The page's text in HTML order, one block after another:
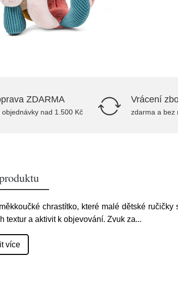
ZDARMA
objednávky nad 1.500 Kč
Vrácení
zdarma a bez
chrastítko, které malé dětské
textur a aktivit k objevování. Zvuk za...
více